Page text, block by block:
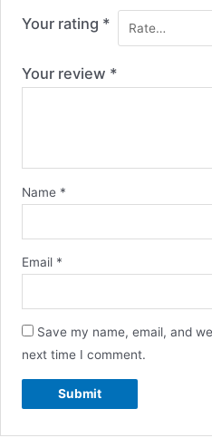
Your rating *
Your review *
Name *
Email *
Save my name, email, and
next time I comment.